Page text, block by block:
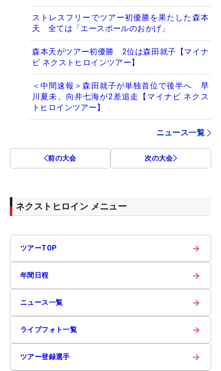
ストレスフリーでツアー初優勝を果たした森本
天 全ては「エースボールのおかげ」
森本天がツアー初優勝 2位は森田就子【マイナ
ビ ネクストヒロインツアー】
＜中間速報＞森田就子が単独首位で後半へ 早
川夏未、向井七海が2差追走【マイナビ ネクス
トヒロインツアー】
ニュース一覧
前の大会 次の大会
ネクストヒロイン メニュー
ツアーTOP →
年間日程 →
ニュース一覧 →
ライブフォト一覧 →
ツアー登録選手 →